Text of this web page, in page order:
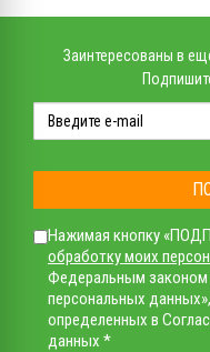
Заинтересованы в
Нажимая кнопку
обработку моих
Федеральным законом
персональных
определенных в
данных *